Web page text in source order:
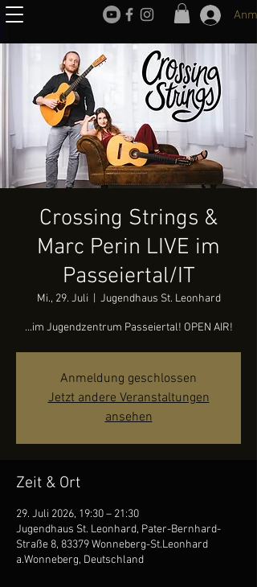
Crossing Strings &
Marc Perin LIVE im
Passeiertal/IT
Mi., 29. Juli Jugendhaus St. Leonhard
...im Jugendzentrum Passeiertal! OPEN AIR!
Anmeldung geschlossen
Jetzt andere Veranstaltungen
ansehen
Zeit & Ort
29. Juli 2026, 19:30 – 21:30
Jugendhaus St. Leonhard, Pater-Bernhard-
Straße 8, 83379 Wonneberg-St.Leonhard
a.Wonneberg, Deutschland